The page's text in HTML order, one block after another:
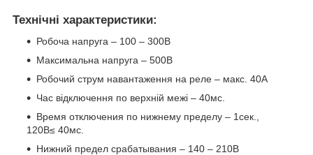
Технічні характеристики:
Робоча напруга – 100 – 300В
Максимальна напруга – 500В
Робочий струм навантаження на реле – макс. 40А
Час відключення по верхній межі – 40мс.
Время отключения по нижнему пределу – 1сек.,
120В≤ 40мс.
Нижний предел срабатывания – 140 – 210В